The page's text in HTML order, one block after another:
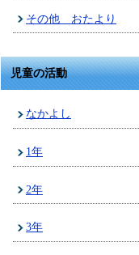
その他 おたより
児童の活動
なかよし
1年
2年
3年